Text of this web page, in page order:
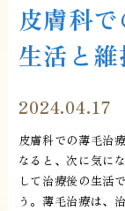
皮膚科
生活と
2024.04.17
皮膚科での薄毛治
なると、次に気に
して治療後の生活
う。薄毛治療は、